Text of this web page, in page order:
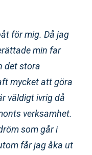
för mig. Då jag
min far
det stora
mycket att göra
väldigt ivrig då
verksamhet.
som går i
får jag åka ut